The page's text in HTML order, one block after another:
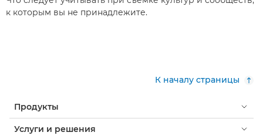
к которым вы не принадлежите.
К началу страницы
Продукты
Услуги и решения